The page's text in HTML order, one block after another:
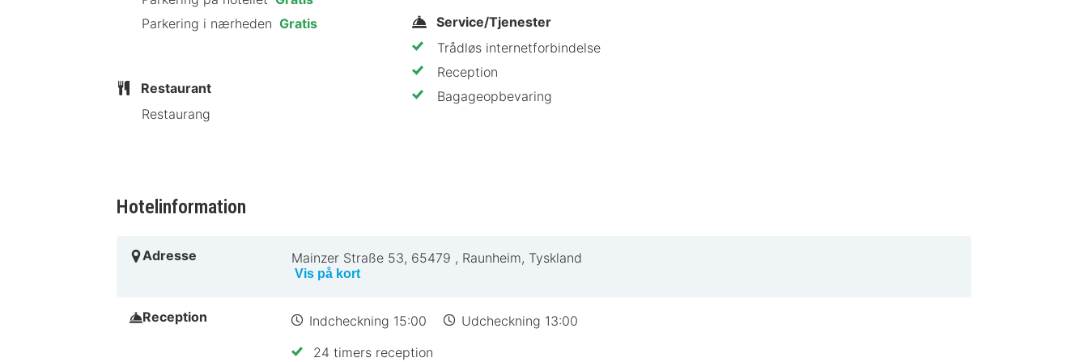
Parkering i nærheden Gratis
Restaurant
Restaurang
Service/Tjenester
Trådløs internetforbindelse
Reception
Bagageopbevaring
Hotelinformation
Adresse Mainzer Straße 53, 65479 , Raunheim, Tyskland
Vis på kort
Reception Indcheckning 15:00
Udcheckning 13:00
24 timers reception